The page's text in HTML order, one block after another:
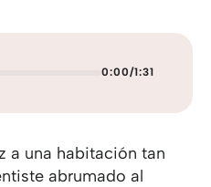
0:00/1:31
a una habitación tan
abrumado al